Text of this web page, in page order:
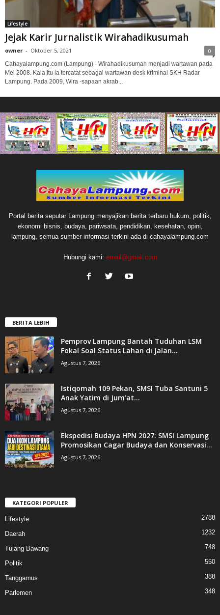
Lifestyle
Jejak Karir Jurnalistik Wirahadikusumah
owner - Oktober 5, 2021 0
Cahayalampung.com (Lampung) - Wirahadikusumah menjadi wartawan pada
Mei 2008. Kala itu ia tercatat sebagai wartawan desk kriminal SKH Radar
Lampung. Pada 2009, Wira -sapaan akrab...
Portal berita seputar Lampung menyajikan berita terbaru hukum, politik,
ekonomi bisnis, budaya, pariwsata, pendidikan, kesehatan, opini,
lampung, semua sumber informasi terkini ada di cahayalampung.com
Hubungi kami: email@gmail.com
BERITA LEBIH
Pemprov Lampung Bantah Tuduhan LSM
Fokal Soal Status Lahan di Jalan...
Agustus 7, 2026
Istiqomah 109 Pekan, SMSI Tuba Santuni 5
Anak Yatim di Jum’at...
Agustus 7, 2026
Ekspedisi Budaya HPN 2027: SMSI Lampung
Promosikan Cagar Budaya dan Konservasi...
Agustus 7, 2026
KATEGORI POPULER
Lifestyle 2788
Daerah 1232
Tulang Bawang 748
Politik 550
Tanggamus 388
Parlemen 348